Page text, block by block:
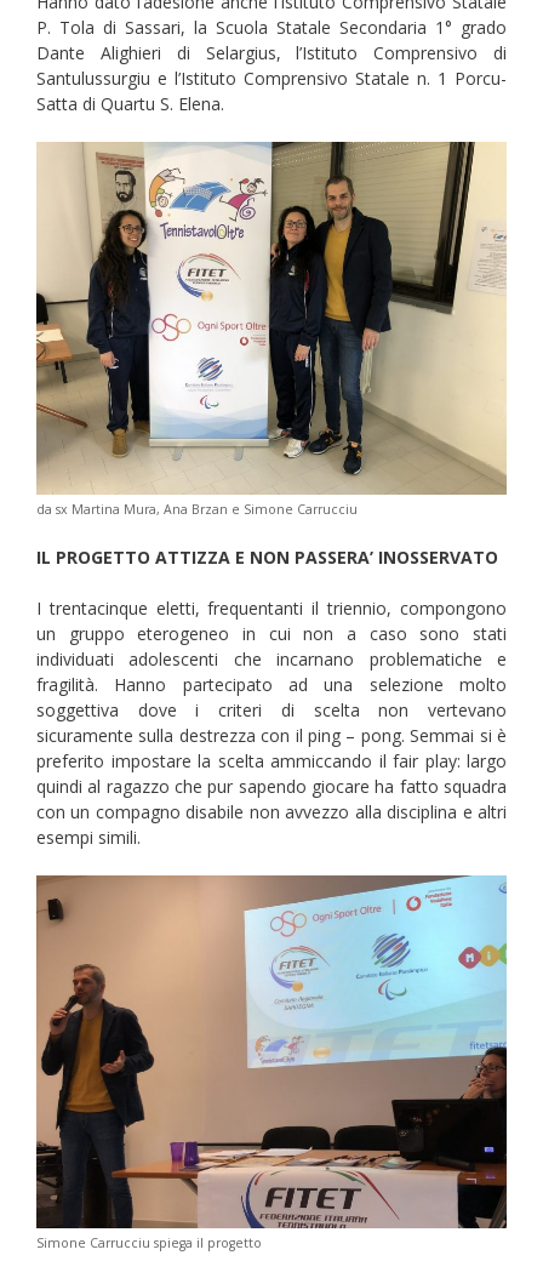
P. Tola di Sassari, la Scuola Statale Secondaria 1° grado
Dante Alighieri di Selargius, l’Istituto Comprensivo di
Santulussurgiu e l’Istituto Comprensivo Statale n. 1 Porcu-
Satta di Quartu S. Elena.
da sx Martina Mura, Ana Brzan e Simone Carrucciu
IL PROGETTO ATTIZZA E NON PASSERA’ INOSSERVATO
I trentacinque eletti, frequentanti il triennio, compongono
un gruppo eterogeneo in cui non a caso sono stati
individuati adolescenti che incarnano problematiche e
fragilità. Hanno partecipato ad una selezione molto
soggettiva dove i criteri di scelta non vertevano
sicuramente sulla destrezza con il ping – pong. Semmai si è
preferito impostare la scelta ammiccando il fair play: largo
quindi al ragazzo che pur sapendo giocare ha fatto squadra
con un compagno disabile non avvezzo alla disciplina e altri
esempi simili.
Simone Carrucciu spiega il progetto